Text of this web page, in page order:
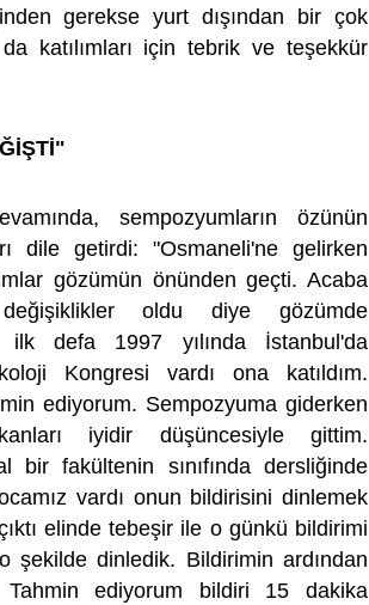
gerekse yurt dışından bir çok
katılımları için tebrik ve teşekkür
sempozyumların özünün
dile getirdi: "Osmaneli'ne gelirken
gözümün önünden geçti. Acaba
oldu diye gözümde
ilk defa 1997 yılında İstanbul'da
Kongresi vardı ona katıldım.
ediyorum. Sempozyuma giderken
iyidir düşüncesiyle gittim.
bir fakültenin sınıfında dersliğinde
vardı onun bildirisini dinlemek
elinde tebeşir ile o günkü bildirimi
şekilde dinledik. Bildirimin ardından
ediyorum bildiri 15 dakika